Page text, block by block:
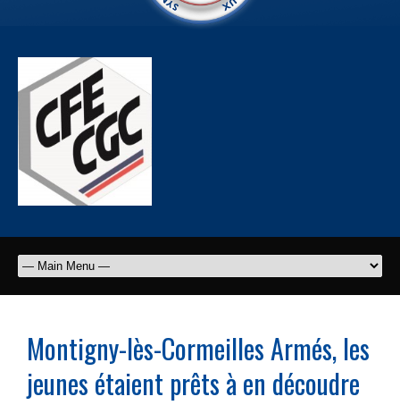
Montigny-lès-Cormeilles Armés, les
jeunes étaient prêts à en découdre